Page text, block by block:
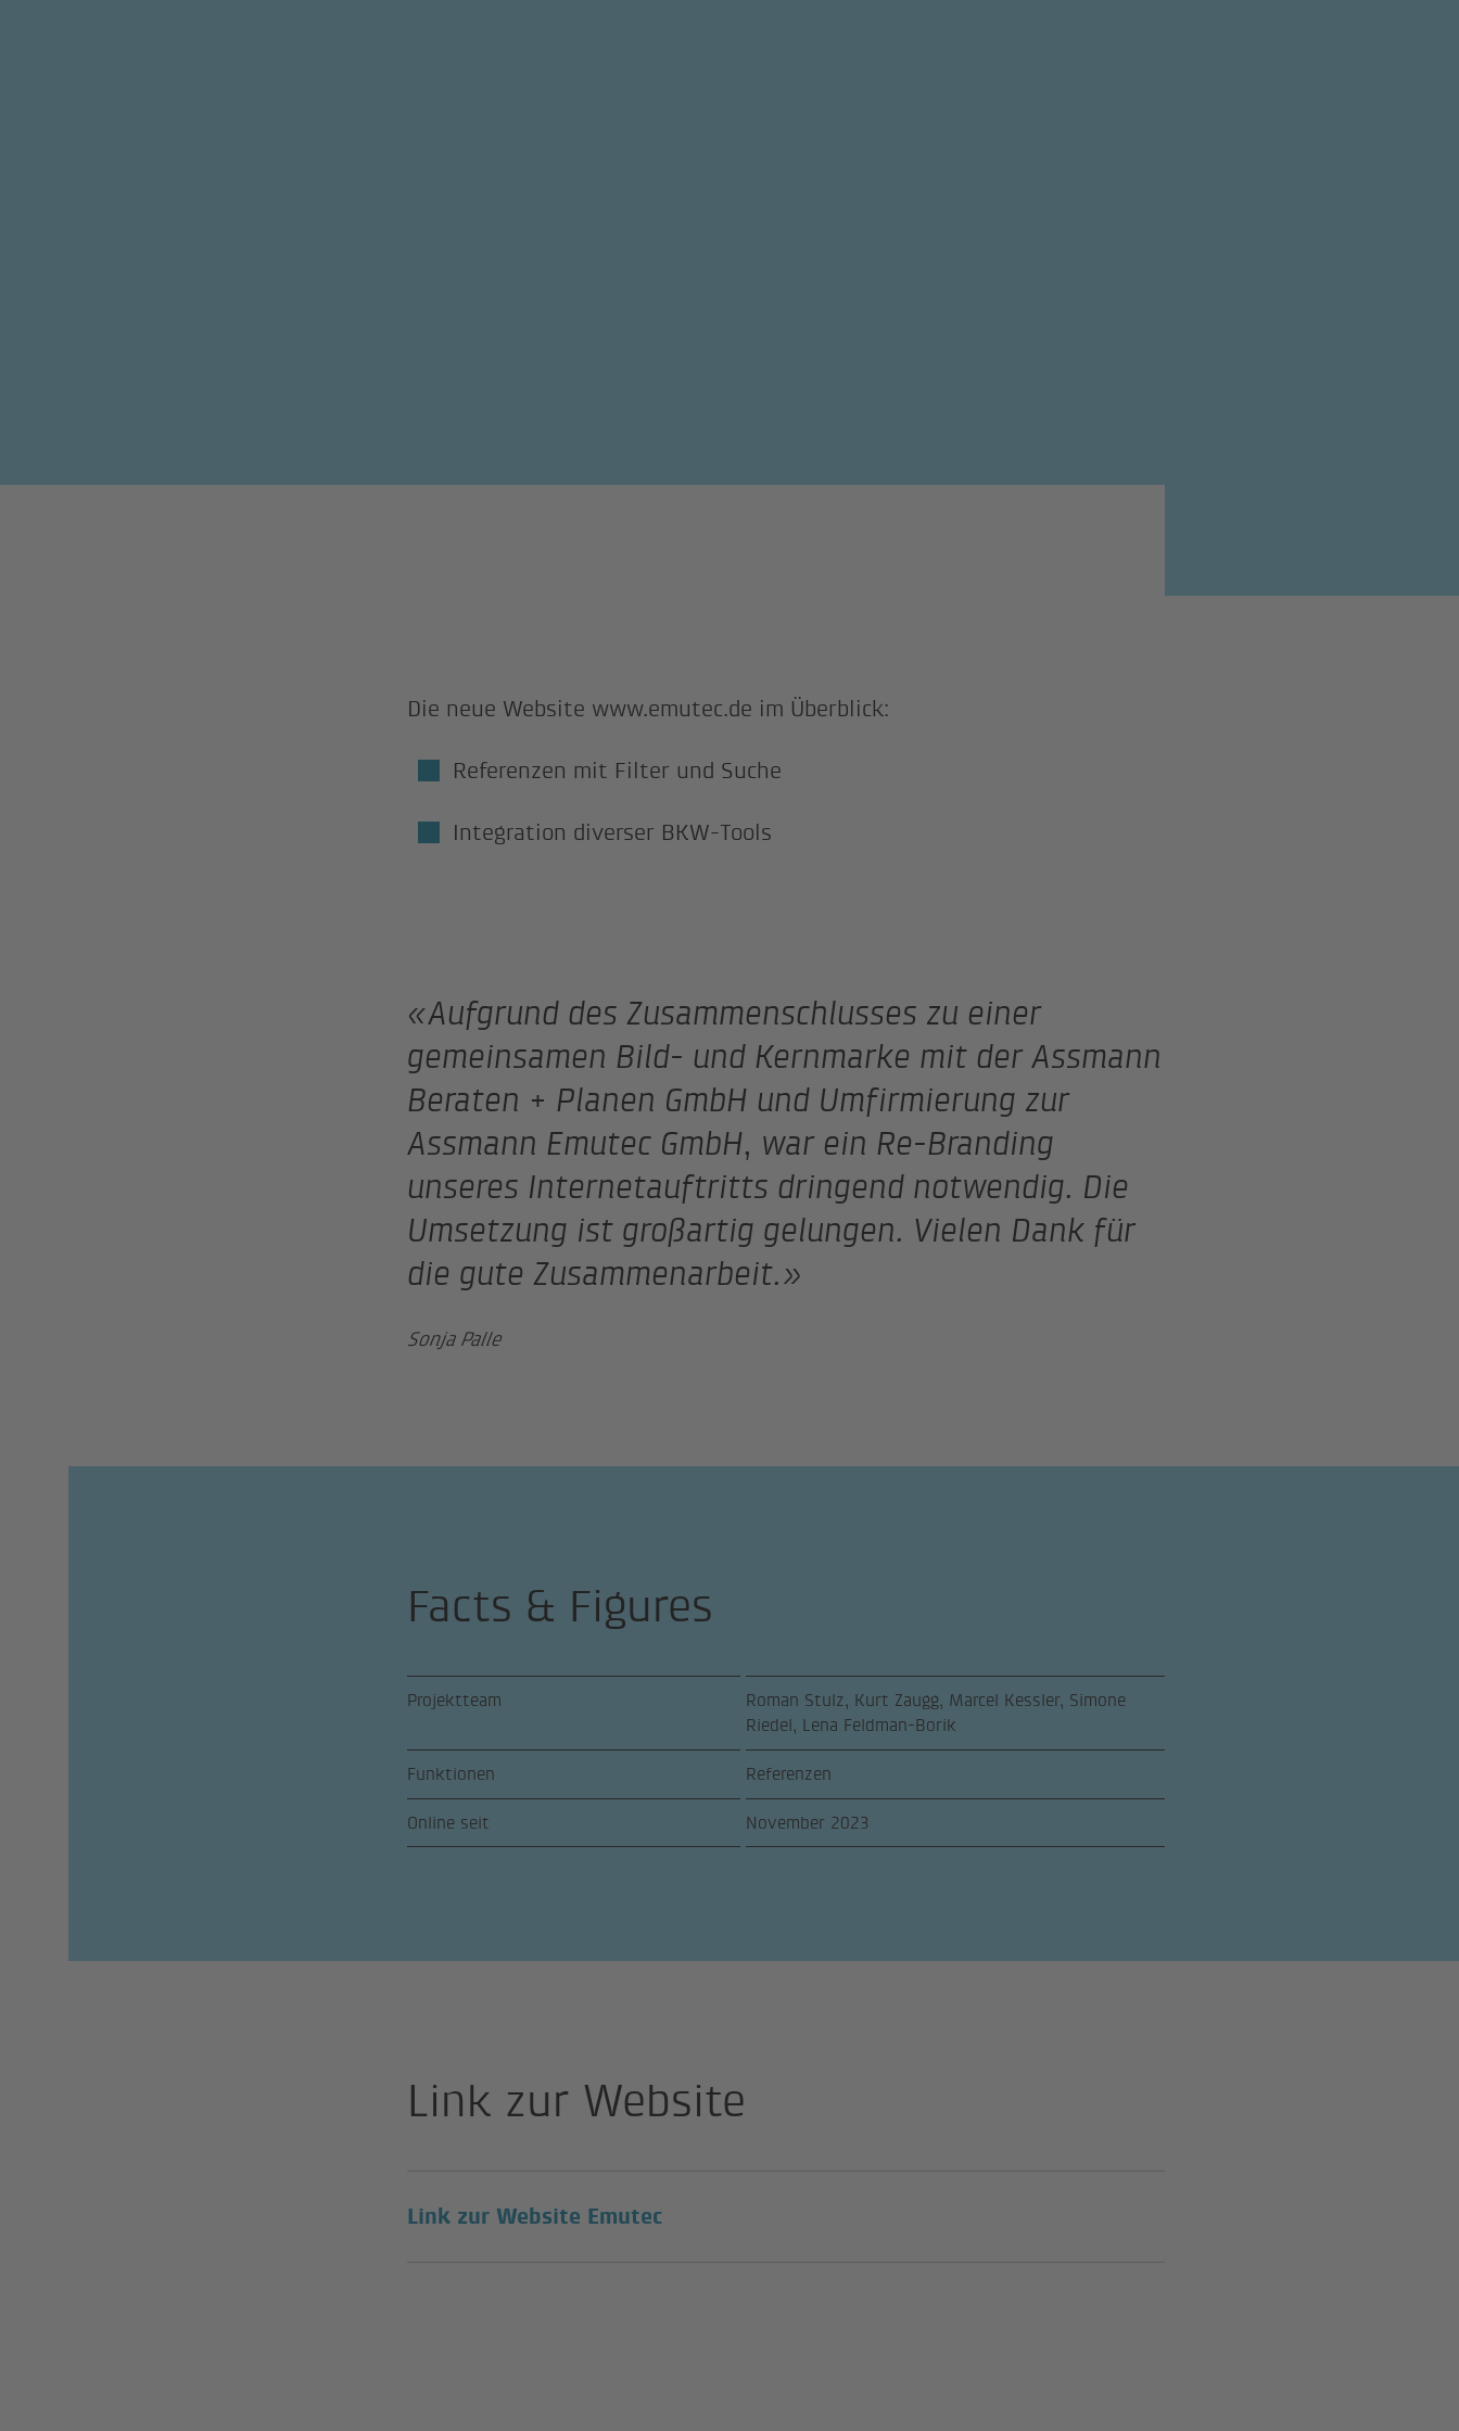
Die neue Website www.emutec.de im Überblick:
Referenzen mit Filter und Suche
Integration diverser BKW-Tools
«Aufgrund des Zusammenschlusses zu einer
gemeinsamen Bild- und Kernmarke mit der Assmann
Beraten + Planen GmbH und Umfirmierung zur
Assmann Emutec GmbH, war ein Re-Branding
unseres Internetauftritts dringend notwendig. Die
Umsetzung ist großartig gelungen. Vielen Dank für
die gute Zusammenarbeit.»
Sonja Palle
Facts & Figures
Projektteam
Roman Stulz, Kurt Zaugg, Marcel Kessler, Simone
Riedel, Lena Feldman-Borik
Funktionen Referenzen
Online seit November 2023
Link zur Website
Link zur Website Emutec(external link)